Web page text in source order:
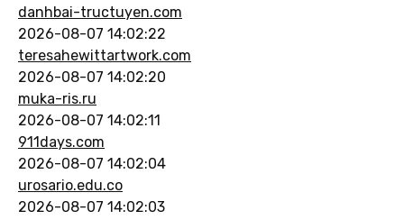
danhbai-tructuyen.com
2026-08-07 14:02:22
teresahewittartwork.com
2026-08-07 14:02:20
muka-ris.ru
2026-08-07 14:02:11
911days.com
2026-08-07 14:02:04
urosario.edu.co
2026-08-07 14:02:03